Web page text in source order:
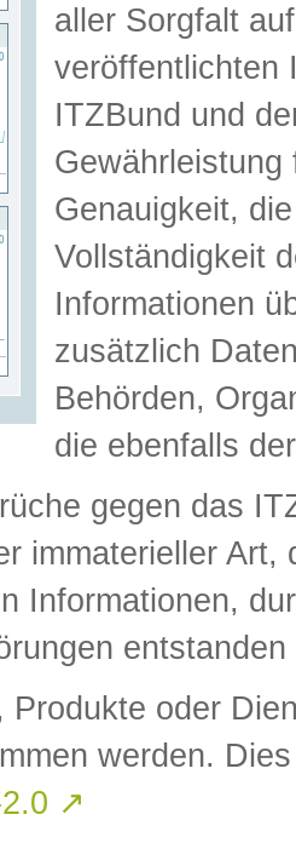
aller Sorgfalt
veröffentlichten
ITZBund und
Genauigkeit,
Vollständigkeit
Informationen
zusätzlich
Behörden,
die ebenfalls
gegen das
immaterieller
Informationen,
Produkte oder
werden.
↗